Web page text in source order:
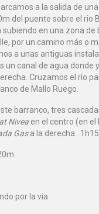
a la salida de
del puente sobre el rio
en una zona de
por un camino más o
a unas antiguas
un canal de agua donde
Cruzamos el río
de Mallo Ruego.
barranco, tres
Nivea en el centro (en el
Gasa la derecha .
por la vía